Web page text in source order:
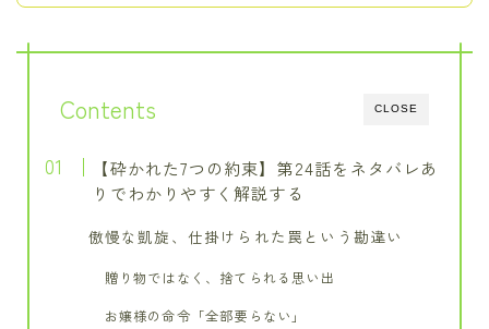
CLOSE
Contents
【砕かれた7つの約束】第24話をネタバレあ
りでわかりやすく解説する
傲慢な凱旋、仕掛けられた罠という勘違い
贈り物ではなく、捨てられる思い出
お嬢様の命令「全部要らない」